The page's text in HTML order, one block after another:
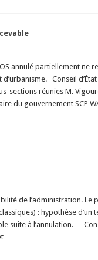
annulé partiellement ne
Conseil
sections réunies M.
du gouvernement SCP
de l’administration. Le
: hypothèse d’un
suite à l’annulation.
…